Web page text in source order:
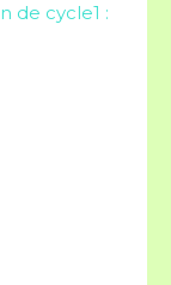
de cycle1 :